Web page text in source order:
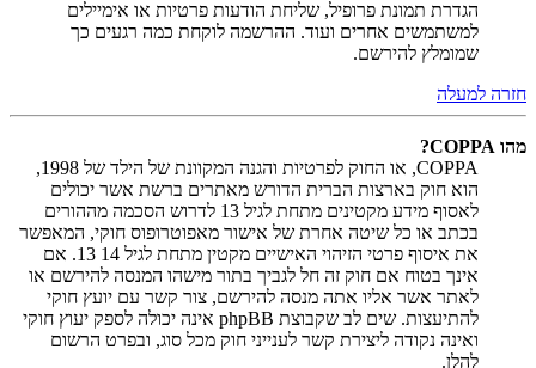
הגדרת תמונת פרופיל, שליחת הודעות פרטיות או אימיילים
למשתמשים אחרים ועוד. ההרשמה לוקחת כמה רגעים כך
שמומלץ להירשם.
חזרה למעלה
מהו COPPA?
COPPA, או החוק לפרטיות והגנה המקוונת של הילד של 1998,
הוא חוק בארצות הברית הדורש מאתרים ברשת אשר יכולים
לאסוף מידע מקטינים מתחת לגיל 13 לדרוש הסכמה מההורים
בכתב או כל שיטה אחרת של אישור מאפוטרופוס חוקי, המאפשר
את איסוף פרטי הזיהוי האישיים מקטין מתחת לגיל 14 13. אם
אינך בטוח אם חוק זה חל לגביך בתור מישהו המנסה להירשם או
לאתר אשר אליו אתה מנסה להירשם, צור קשר עם יועץ חוקי
להתיעצות. שים לב שקבוצת phpBB אינה יכולה לספק יעוץ חוקי
ואינה נקודה ליצירת קשר לענייני חוק מכל סוג, ובפרט הרשום
להלן.